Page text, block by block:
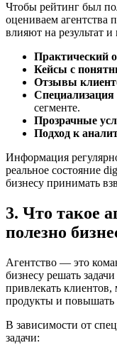
Чтобы рейтинг был
оцениваем агентства
влияют на результат и
Практический
Кейсы с
Отзывы
Специализация
сегменте.
Прозрачные
Подход к
Информация
реальное состояние
бизнесу принимать
3. Что такое
полезно
Агентство — это
бизнесу решать
привлекать
продукты и повышать
В зависимости от
задачи: